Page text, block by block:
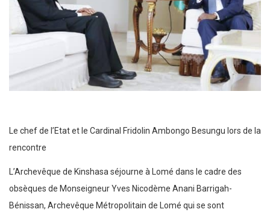
Le chef de l’Etat et le Cardinal Fridolin Ambongo Besungu lors de la
rencontre
L’Archevêque de Kinshasa séjourne à Lomé dans le cadre des
obsèques de Monseigneur Yves Nicodème Anani Barrigah-
Bénissan, Archevêque Métropolitain de Lomé qui se sont